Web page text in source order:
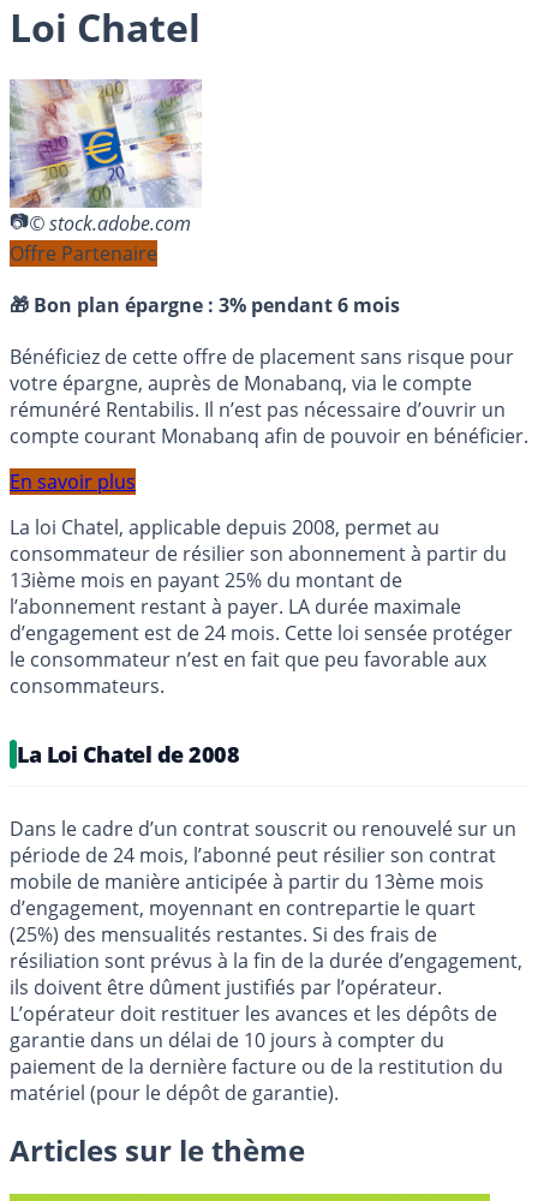
Loi Chatel
© stock.adobe.com
Offre Partenaire
🎁 Bon plan épargne : 3% pendant 6 mois
Bénéficiez de cette offre de placement sans risque pour
votre épargne, auprès de Monabanq, via le compte
rémunéré Rentabilis. Il n’est pas nécessaire d’ouvrir un
compte courant Monabanq afin de pouvoir en bénéficier.
En savoir plus
La loi Chatel, applicable depuis 2008, permet au
consommateur de résilier son abonnement à partir du
13ième mois en payant 25% du montant de
l’abonnement restant à payer. LA durée maximale
d’engagement est de 24 mois. Cette loi sensée protéger
le consommateur n’est en fait que peu favorable aux
consommateurs.
La Loi Chatel de 2008
Dans le cadre d’un contrat souscrit ou renouvelé sur un
période de 24 mois, l’abonné peut résilier son contrat
mobile de manière anticipée à partir du 13ème mois
d’engagement, moyennant en contrepartie le quart
(25%) des mensualités restantes. Si des frais de
résiliation sont prévus à la fin de la durée d’engagement,
ils doivent être dûment justifiés par l’opérateur.
L’opérateur doit restituer les avances et les dépôts de
garantie dans un délai de 10 jours à compter du
paiement de la dernière facture ou de la restitution du
matériel (pour le dépôt de garantie).
Articles sur le thème